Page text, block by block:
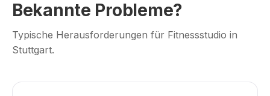
Bekannte Probleme?
Typische Herausforderungen für Fitnessstudio in
Stuttgart.